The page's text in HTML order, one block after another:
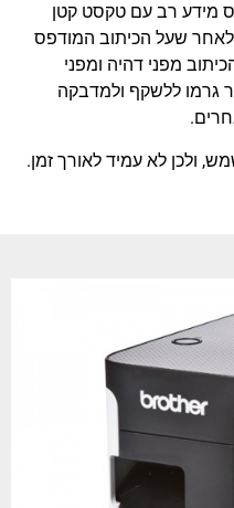
מידע רב עם טקסט קטן
שעל הכיתוב המודפס
מפני דהיה ומפני
גרמו ללשקף ולמדבקה
ולכן לא עמיד לאורך זמן.